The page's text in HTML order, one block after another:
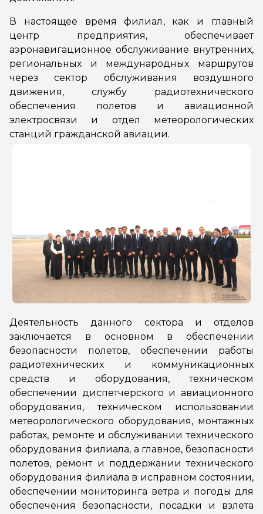
В настоящее время филиал, как и главный
центр предприятия, обеспечивает
аэронавигационное обслуживание внутренних,
региональных и международных маршрутов
через сектор обслуживания воздушного
движения, службу радиотехнического
обеспечения полетов и авиационной
электросвязи и отдел метеорологических
станций гражданской авиации.
Деятельность данного сектора и отделов
заключается в основном в обеспечении
безопасности полетов, обеспечении работы
радиотехнических и коммуникационных
средств и оборудования, техническом
обеспечении диспетчерского и авиационного
оборудования, техническом использовании
метеорологического оборудования, монтажных
работах, ремонте и обслуживании технического
оборудования филиала, а главное, безопасности
полетов, ремонт и поддержании технического
оборудования филиала в исправном состоянии,
обеспечении мониторинга ветра и погоды для
обеспечения безопасности, посадки и взлета